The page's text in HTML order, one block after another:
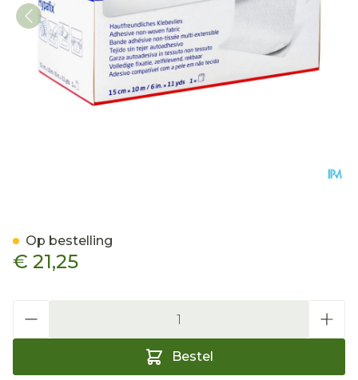
€ 21,25
Bestel
Op bestelling